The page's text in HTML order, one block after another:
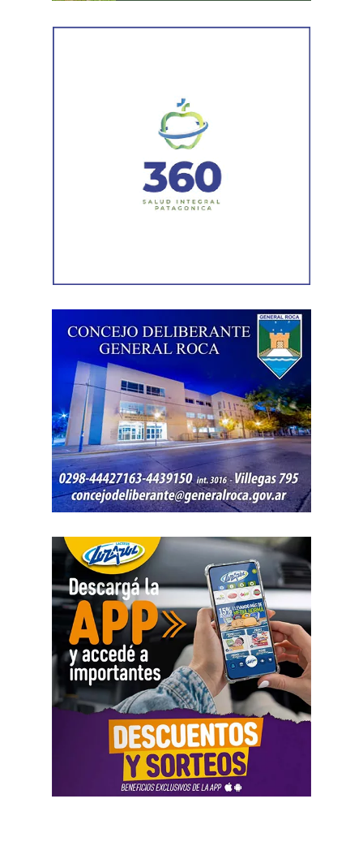
perdido y brindarse mutuamente una oportunidad antes
la magistrada explicó que el
desistimiento es una forma de poner fin
anticipadamente a un proceso judicial cuando una de
las partes decide no continuar con la acción.
Agregó que el Código Procesal Civil y Comercial autoriza
esa posibilidad siempre que, si la demanda ya fue
concretado, la jueza entendió que estaban cumplidos
todos los requisitos legales para admitir el desistimiento y
declarar extinguido el proceso.
«En virtud de ello entiendo que se encuentran
configurados los recaudos previstos en el artículo 278,
para que opere el desistimiento del proceso por voluntad
de la parte», explicó. Además, se estableció que las
actuaciones permanezcan archivadas en formato digital,
conforme a la normativa vigente del Poder Judicial de Río
Negro.